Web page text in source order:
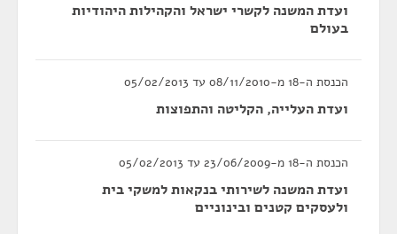
ועדת המשנה לקשרי ישראל והקהילות היהודיות
בעולם
הכנסת ה-18 מ-08/11/2010 עד 05/02/2013
ועדת העלייה, הקליטה והתפוצות
הכנסת ה-18 מ-23/06/2009 עד 05/02/2013
ועדת המשנה לשירותי בנקאות למשקי בית
ולעסקים קטנים ובינוניים